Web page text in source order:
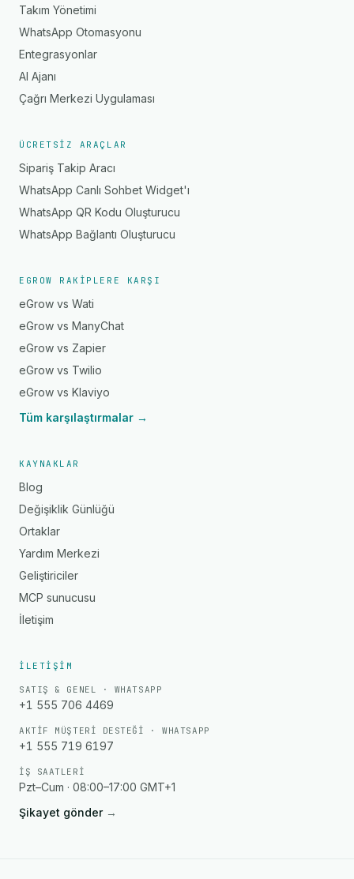
Takım Yönetimi
WhatsApp Otomasyonu
Entegrasyonlar
AI Ajanı
Çağrı Merkezi Uygulaması
ÜCRETSIZ ARAÇLAR
Sipariş Takip Aracı
WhatsApp Canlı Sohbet Widget'ı
WhatsApp QR Kodu Oluşturucu
WhatsApp Bağlantı Oluşturucu
EGROW RAKIPLERE KARŞI
eGrow vs Wati
eGrow vs ManyChat
eGrow vs Zapier
eGrow vs Twilio
eGrow vs Klaviyo
Tüm karşılaştırmalar →
KAYNAKLAR
Blog
Değişiklik Günlüğü
Ortaklar
Yardım Merkezi
Geliştiriciler
MCP sunucusu
İletişim
İLETIŞIM
SATIŞ & GENEL · WHATSAPP
+1 555 706 4469
AKTIF MÜŞTERI DESTEĞI · WHATSAPP
+1 555 719 6197
İŞ SAATLERI
Pzt–Cum · 08:00–17:00 GMT+1
Şikayet gönder →